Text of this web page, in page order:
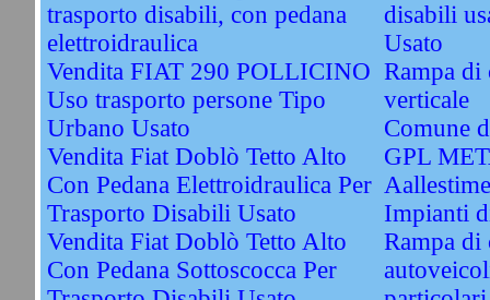
trasporto disabili, con pedana
elettroidraulica
Vendita FIAT 290 POLLICINO
Uso trasporto persone Tipo
Urbano Usato
Vendita Fiat Doblò Tetto Alto
Con Pedana Elettroidraulica Per
Trasporto Disabili Usato
Vendita Fiat Doblò Tetto Alto
Con Pedana Sottoscocca Per
disabili
Usato
Rampa di
verticale
Comune
GPL
Impianti
Rampa di